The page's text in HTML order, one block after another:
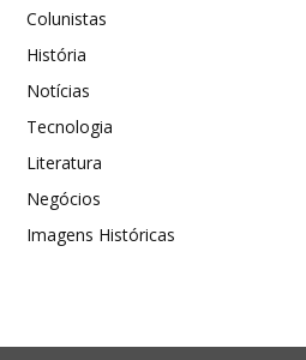
Colunistas
História
Notícias
Tecnologia
Literatura
Negócios
Imagens Históricas